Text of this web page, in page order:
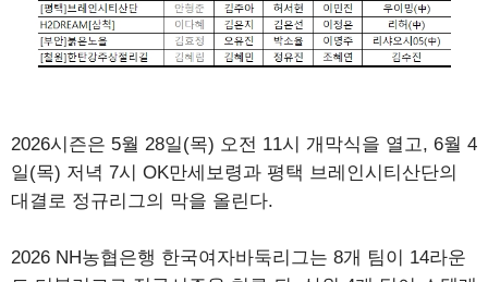
2026시즌은 5월 28일(목) 오전 11시 개막식을 열고, 6월 4
일(목) 저녁 7시 OK만세보령과 평택 브레인시티산단의
대결로 정규리그의 막을 올린다.
2026 NH농협은행 한국여자바둑리그는 8개 팀이 14라운